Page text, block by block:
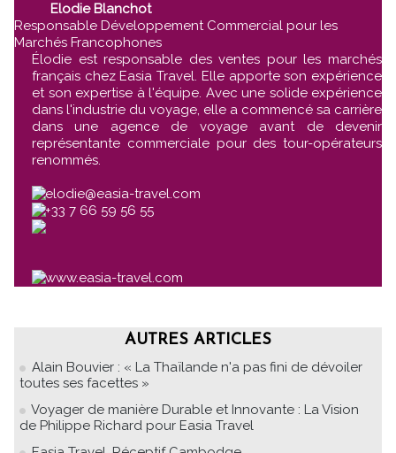
Elodie Blanchot
Responsable Développement Commercial pour les
Marchés Francophones
Élodie est responsable des ventes pour les marchés
français chez Easia Travel. Elle apporte son expérience
et son expertise à l'équipe. Avec une solide expérience
dans l'industrie du voyage, elle a commencé sa carrière
dans une agence de voyage avant de devenir
représentante commerciale pour des tour-opérateurs
renommés.
elodie@easia-travel.com
+33 7 66 59 56 55
www.easia-travel.com
AUTRES ARTICLES
Alain Bouvier : « La Thaïlande n'a pas fini de dévoiler
toutes ses facettes »
Voyager de manière Durable et Innovante : La Vision
de Philippe Richard pour Easia Travel